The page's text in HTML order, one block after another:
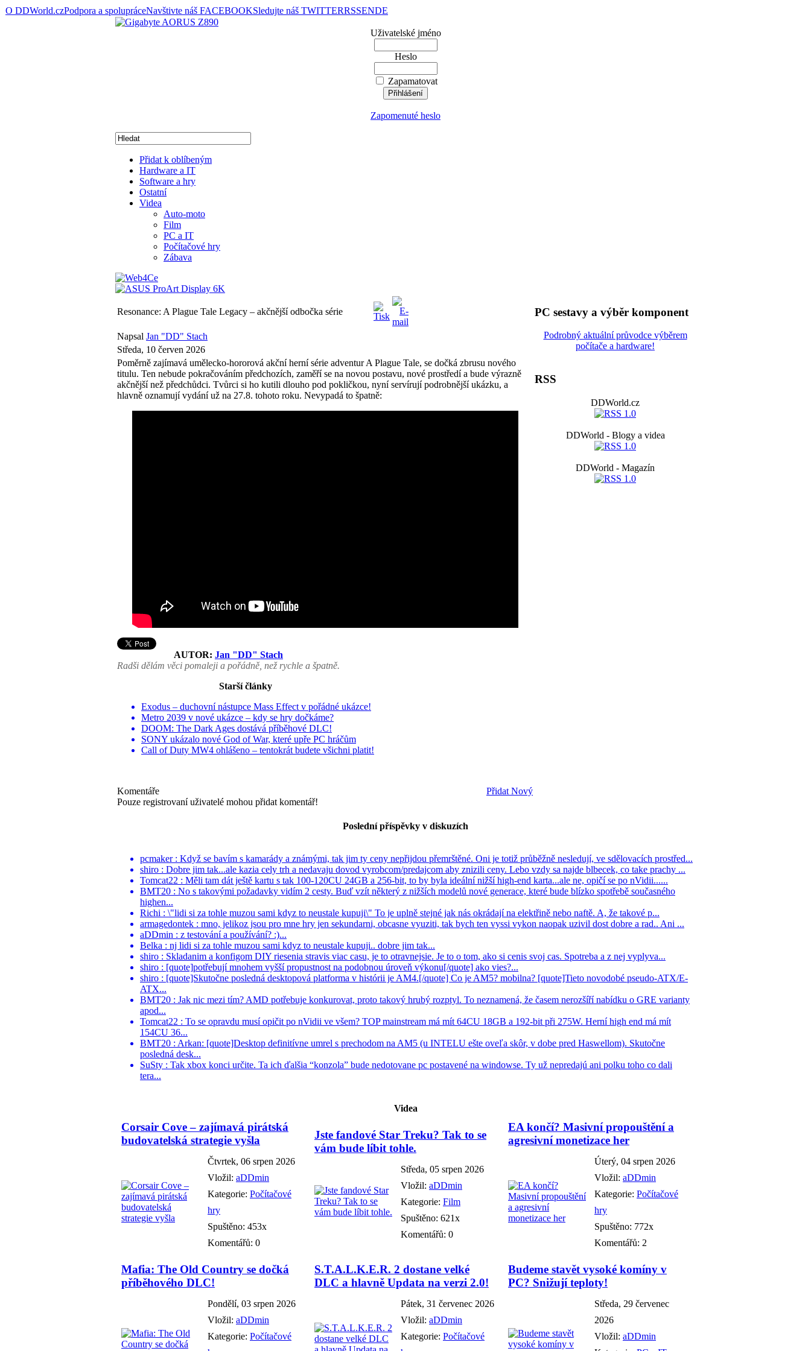
O DDWorld.czPodpora a spolupráceNavštivte náš FACEBOOKSledujte náš TWITTERRSSENDE
Uživatelské jméno
Heslo
Zapamatovat
Zapomenuté heslo
Přidat k oblíbeným
Hardware a IT
Software a hry
Ostatní
Videa
Auto-moto
Film
PC a IT
Počítačové hry
Zábava
Resonance: A Plague Tale Legacy – akčnější odbočka série
Napsal Jan "DD" Stach
Středa, 10 červen 2026
Poměrně zajímavá umělecko-hororová akční herní série adventur A Plague Tale, se dočká zbrusu nového
titulu. Ten nebude pokračováním předchozích, zaměří se na novou postavu, nové prostředí a bude výrazně
akčnější než předchůdci. Tvůrci si ho kutili dlouho pod pokličkou, nyní servírují podrobnější ukázku, a
hlavně oznamují vydání už na 27.8. tohoto roku. Nevypadá to špatně:
AUTOR: Jan "DD" Stach
Radši dělám věci pomaleji a pořádně, než rychle a špatně.
Starší články
Exodus – duchovní nástupce Mass Effect v pořádné ukázce!
Metro 2039 v nové ukázce – kdy se hry dočkáme?
DOOM: The Dark Ages dostává příběhové DLC!
SONY ukázalo nové God of War, které upře PC hráčům
Call of Duty MW4 ohlášeno – tentokrát budete všichni platit!
Komentáře
Přidat Nový
Pouze registrovaní uživatelé mohou přidat komentář!
PC sestavy a výběr komponent
Podrobný aktuální průvodce výběrem
počítače a hardware!
RSS
DDWorld.cz
DDWorld - Blogy a videa
DDWorld - Magazín
Poslední příspěvky v diskuzích
pcmaker : Když se bavím s kamarády a známými, tak jim ty ceny nepřijdou přemrštěné. Oni je totiž průběžně nesledují, ve sdělovacích prostřed...
shiro : Dobre jim tak...ale kazia cely trh a nedavaju dovod vyrobcom/predajcom aby znizili ceny. Lebo vzdy sa najde blbecek, co take prachy ...
Tomcat22 : Měli tam dát ještě kartu s tak 100-120CU 24GB a 256-bit, to by byla ideální nižší high-end karta...ale ne, opičí se po nVidii......
BMT20 : No s takovými požadavky vidím 2 cesty. Buď vzít některý z nižších modelů nové generace, které bude blízko spotřebě současného
highen...
Richi : \"lidi si za tohle muzou sami kdyz to neustale kupuji\" To je uplně stejné jak nás okrádají na elektřině nebo naftě. A, že takové p...
armagedontek : mno, jelikoz jsou pro mne hry jen sekundarni, obcasne vyuziti, tak bych ten vyssi vykon naopak uzivil dost dobre a rad.. Ani ...
aDDmin : z testování a používání? :)...
Belka : nj lidi si za tohle muzou sami kdyz to neustale kupuji.. dobre jim tak...
shiro : Skladanim a konfigom DIY riesenia stravis viac casu, je to otravnejsie. Je to o tom, ako si cenis svoj cas. Spotreba a z nej vyplyva...
shiro : [quote]potřebují mnohem vyšší propustnost na podobnou úroveň výkonu[/quote] ako vies?...
shiro : [quote]Skutočne posledná desktopová platforma v histórii je AM4.[/quote] Co je AM5? mobilna? [quote]Tieto novodobé pseudo-ATX/E-
ATX...
BMT20 : Jak nic mezi tím? AMD potřebuje konkurovat, proto takový hrubý rozptyl. To neznamená, že časem nerozšíří nabídku o GRE varianty
apod...
Tomcat22 : To se opravdu musí opičit po nVidii ve všem? TOP mainstream má mít 64CU 18GB a 192-bit při 275W. Herní high end má mít
154CU 36...
BMT20 : Arkan: [quote]Desktop definitívne umrel s prechodom na AM5 (u INTELU ešte oveľa skôr, v dobe pred Haswellom). Skutočne
posledná desk...
SuSty : Tak xbox konci určite. Ta ich ďalšia “konzola” bude nedotovane pc postavené na windowse. Ty už nepredajú ani polku toho co dali
tera...
Videa
Corsair Cove – zajímavá pirátská
budovatelská strategie vyšla
Čtvrtek, 06 srpen 2026
Vložil: aDDmin
Kategorie: Počítačové
hry
Spuštěno: 453x
Komentářů: 0
Jste fandové Star Treku? Tak to se
vám bude líbit tohle.
Středa, 05 srpen 2026
Vložil: aDDmin
Kategorie: Film
Spuštěno: 621x
Komentářů: 0
EA končí? Masivní propouštění a
agresivní monetizace her
Úterý, 04 srpen 2026
Vložil: aDDmin
Kategorie: Počítačové
hry
Spuštěno: 772x
Komentářů: 2
Mafia: The Old Country se dočká
příběhového DLC!
Pondělí, 03 srpen 2026
Vložil: aDDmin
Kategorie: Počítačové
S.T.A.L.K.E.R. 2 dostane velké
DLC a hlavně Updata na verzi 2.0!
Pátek, 31 červenec 2026
Vložil: aDDmin
Kategorie: Počítačové
Budeme stavět vysoké komíny v
PC? Snižují teploty!
Středa, 29 červenec
2026
Vložil: aDDmin